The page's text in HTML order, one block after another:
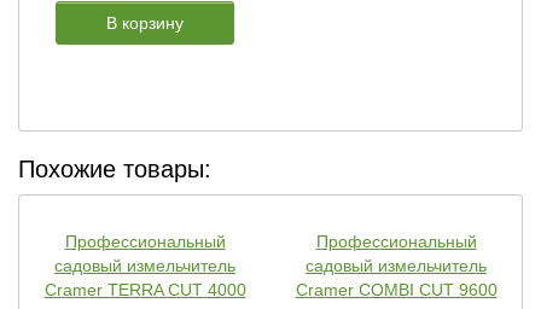
В корзину
Похожие товары:
Профессиональный
садовый измельчитель
Cramer TERRA CUT 4000
Профессиональный
садовый измельчитель
Cramer COMBI CUT 9600